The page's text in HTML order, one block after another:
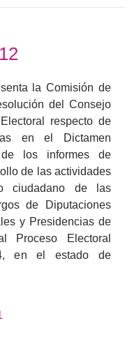
la Comisión de
del Consejo
respecto de
en el Dictamen
los informes de
de las actividades
ciudadano de las
de Diputaciones
y Presidencias de
Proceso Electoral
en el estado de